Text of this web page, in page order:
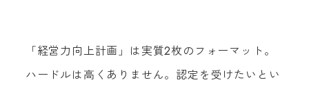
「経営力向上計画」は実質2枚のフォーマット。
ハードルは高くありません。認定を受けたいとい